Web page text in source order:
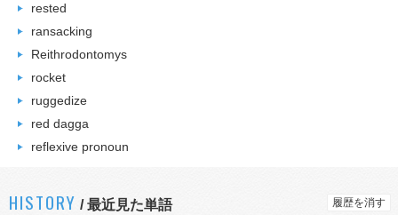
rested
ransacking
Reithrodontomys
rocket
ruggedize
red dagga
reflexive pronoun
HISTORY /最近見た単語 履歴を消す